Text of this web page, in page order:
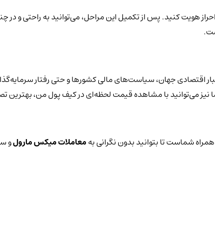
هویت کنید. پس از تکمیل این مراحل، می‌توانید به راحتی و
اقتصادی جهان، سیاست‌های مالی کشورها و حتی رفتار
نیز می‌توانید با مشاهده قیمت لحظه‌ای در کیف پول من، بهترین
شماست تا بتوانید بدون نگرانی بهمعاملات میکس مارولو